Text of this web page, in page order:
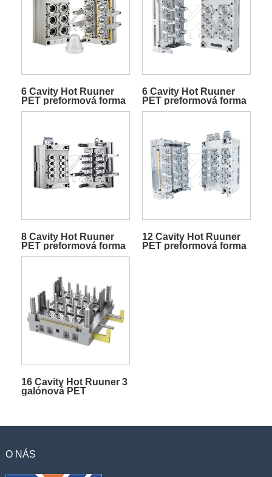
6 Cavity Hot Ruuner
PET preformová forma
6 Cavity Hot Ruuner
PET preformová forma
8 Cavity Hot Ruuner
PET preformová forma
12 Cavity Hot Ruuner
PET preformová forma
16 Cavity Hot Ruuner 3
galónová PET
O NÁS